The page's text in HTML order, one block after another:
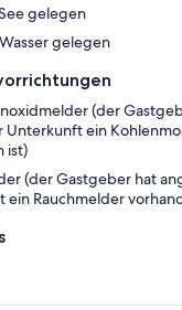
gelegen
gelegen
(der
Unterkunft ein
ist)
(der Gastgeber hat
ein Rauchmelder